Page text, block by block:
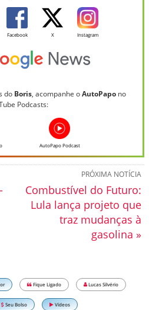
Facebook X Instagram
do Boris, acompanhe oAutoPapo no
Podcasts:
AutoPapo Podcast
PRÓXIMA NOTÍCIA
Combustível do Futuro:
Lula lança projeto que
traz mudanças à
gasolina »
Fique Ligado Lucas Silvério
Seu Bolso Vídeos